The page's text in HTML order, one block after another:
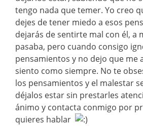
tengo nada que temer. Yo creo
dejes de tener miedo a esos
dejarás de sentirte mal con él, a
pasaba, pero cuando consigo
pensamientos y no dejo que me
siento como siempre. No te
los pensamientos y el malestar
déjalos estar sin prestarles
ánimo y contacta conmigo por
quieres hablar